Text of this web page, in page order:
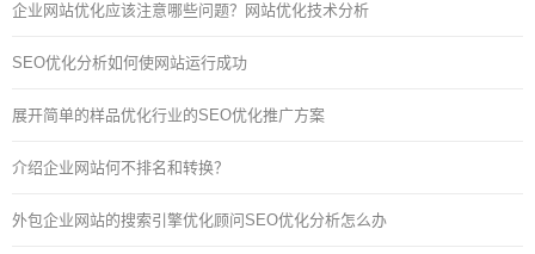
企业网站优化应该注意哪些问题？网站优化技术分析
SEO优化分析如何使网站运行成功
展开简单的样品优化行业的SEO优化推广方案
介绍企业网站何不排名和转换？
外包企业网站的搜索引擎优化顾问SEO优化分析怎么办